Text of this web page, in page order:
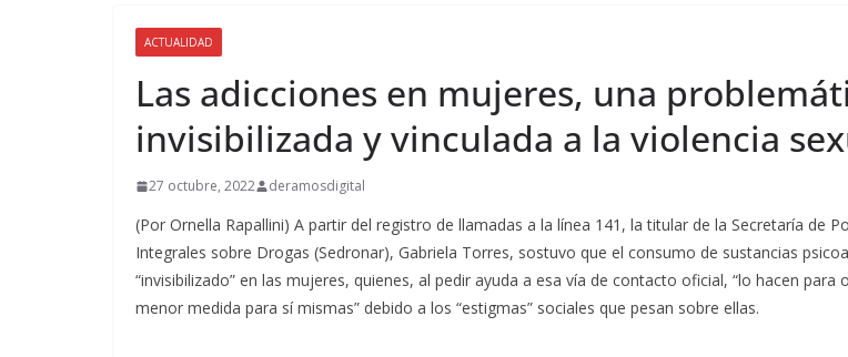
ACTUALIDAD
Las adicciones en mujeres, una
invisibilizada y vinculada a la violencia
27 octubre, 2022 deramosdigital
(Por Ornella Rapallini) A partir del registro de llamadas a la línea 141, la titular de la Secretaría de
Integrales sobre Drogas (Sedronar), Gabriela Torres, sostuvo que el consumo de sustancias
“invisibilizado” en las mujeres, quienes, al pedir ayuda a esa vía de contacto oficial, “lo hacen para
menor medida para sí mismas” debido a los “estigmas” sociales que pesan sobre ellas.